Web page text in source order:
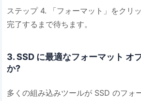
ステップ 4. 「フォーマット」をクリ
完了するまで待ちます。
3. SSD に最適なフォーマット オ
か?
多くの組み込みツールが SSD のフォ